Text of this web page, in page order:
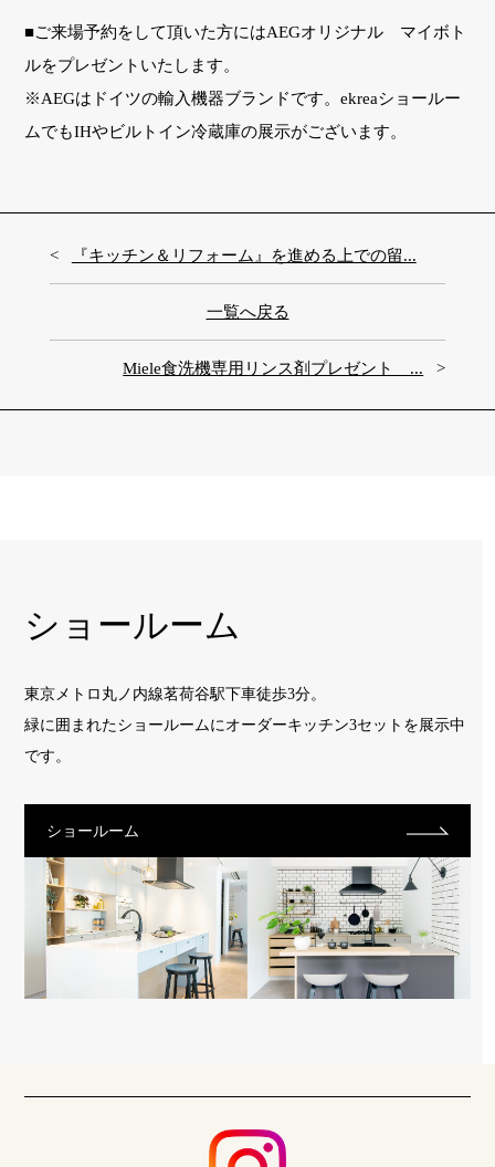
■ご来場予約をして頂いた方にはAEGオリジナル マイボト
ルをプレゼントいたします。
※AEGはドイツの輸入機器ブランドです。ekreaショールー
ムでもIHやビルトイン冷蔵庫の展示がございます。
『キッチン＆リフォーム』を進める上での留...
一覧へ戻る
Miele食洗機専用リンス剤プレゼント ...
ショールーム
東京メトロ丸ノ内線茗荷谷駅下車徒歩3分。
緑に囲まれたショールームにオーダーキッチン3セットを展示中
です。
ショールーム